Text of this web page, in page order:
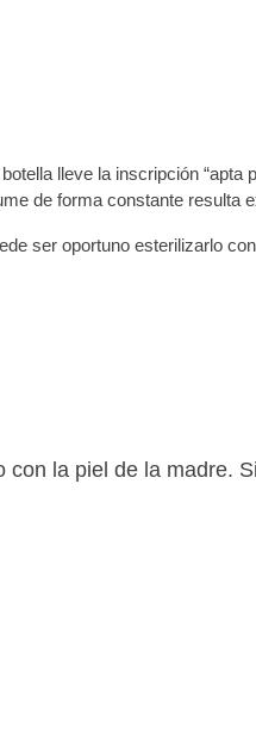
lleve la inscripción “apta
de forma constante resulta
ser oportuno esterilizarlo
la piel de la madre.